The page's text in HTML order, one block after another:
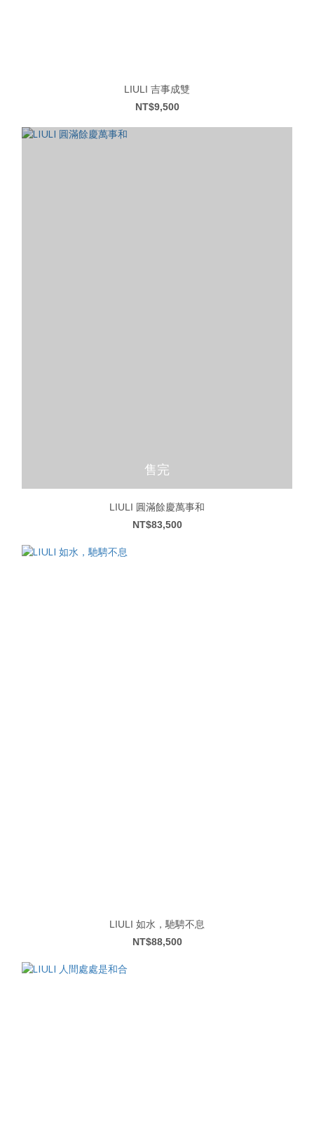
LIULI 吉事成雙
NT$9,500
售完
LIULI 圓滿餘慶萬事和
NT$83,500
LIULI 如水，馳騁不息
NT$88,500